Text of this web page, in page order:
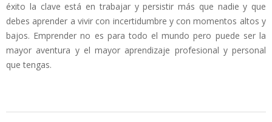
éxito la clave está en trabajar y persistir más que nadie y que
debes aprender a vivir con incertidumbre y con momentos altos y
bajos. Emprender no es para todo el mundo pero puede ser la
mayor aventura y el mayor aprendizaje profesional y personal
que tengas.